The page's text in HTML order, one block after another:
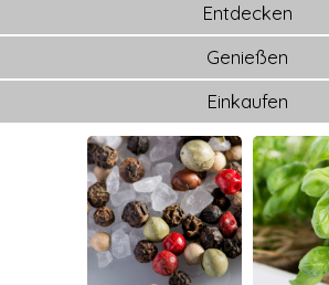
Entdecken
Genießen
Einkaufen